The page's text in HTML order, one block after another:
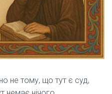
не тому, що тут є суд,